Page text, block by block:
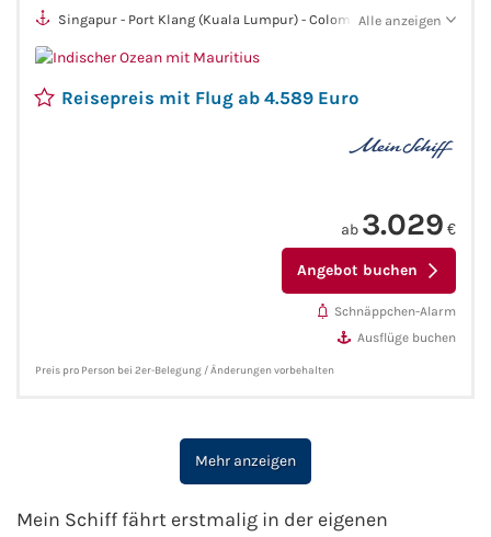
Fähre buchen
Fähre nach Norwegen
Fähre nach Schweden
Singapur - Port Klang (Kuala Lumpur) - Colombo - Malé - Port
Alle anzeigen
Reisepreis mit Flug ab 4.589 Euro
ab 3.029 €
Angebot buchen
Schnäppchen-Alarm
Ausflüge buchen
Preis pro Person bei 2er-Belegung / Änderungen vorbehalten
Mehr anzeigen
Mein Schiff fährt erstmalig in der eigenen